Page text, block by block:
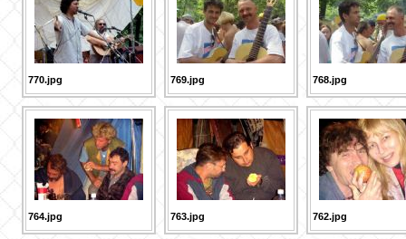
770.jpg 769.jpg 768.jpg
764.jpg 763.jpg 762.jpg